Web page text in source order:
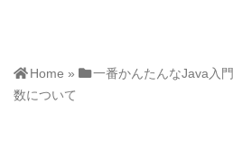
Home » 一番かんたんなJava入門
数について